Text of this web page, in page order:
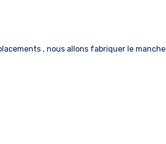
, nous allons fabriquer le manche